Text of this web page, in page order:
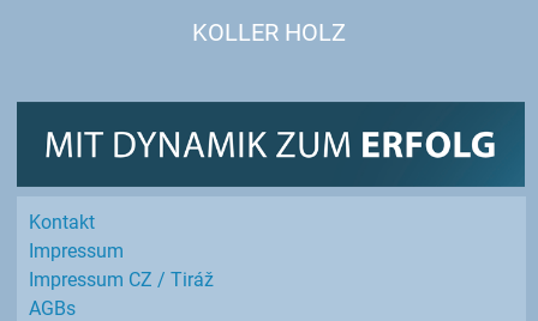
KOLLER HOLZ
Kontakt
Impressum
Impressum CZ / Tiráž
AGBs